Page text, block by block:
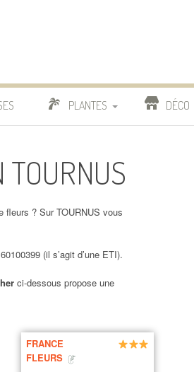
PLANTES
CACTUS
BONSAI
DÉCO
fleurs ? Sur TOURNUS vous
(il s’agit d’une ETI).
ci-dessous propose une
FRANCE
FLEURS